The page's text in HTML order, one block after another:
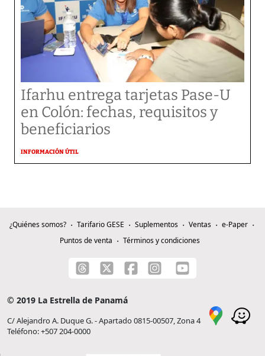
Ifarhu entrega tarjetas Pase-U
en Colón: fechas, requisitos y
beneficiarios
INFORMACIÓN ÚTIL
¿Quiénes somos? Tarifario GESE Suplementos Ventas
e-Paper
Puntos de venta
Términos y condiciones
© 2019 La Estrella de Panamá
C/ Alejandro A. Duque G. - Apartado 0815-00507, Zona 4
Teléfono: +507 204-0000